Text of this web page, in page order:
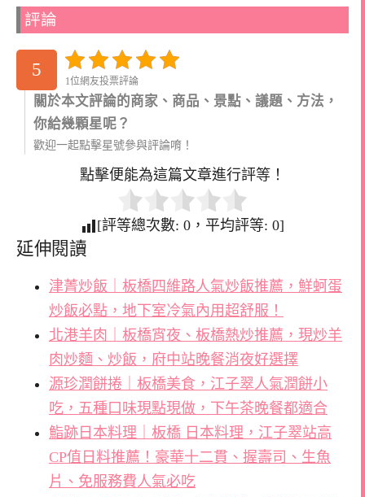
評論
5
1位網友投票評論
關於本文評論的商家、商品、景點、議題、方法，
你給幾顆星呢？
歡迎一起點擊星號參與評論唷！
點擊便能為這篇文章進行評等！
[評等總次數: 0 ，平均評等: 0]
延伸閱讀
津菁炒飯｜板橋四維路人氣炒飯推薦，鮮蚵蛋
炒飯必點，地下室冷氣內用超舒服！
北港羊肉｜板橋宵夜、板橋熱炒推薦，現炒羊
肉炒麵、炒飯，府中站晚餐消夜好選擇
源珍潤餅捲｜板橋美食，江子翠人氣潤餅小
吃，五種口味現點現做，下午茶晚餐都適合
鮨跡日本料理｜板橋 日本料理，江子翠站高
CP值日料推薦！豪華十二貫、握壽司、生魚
片、免服務費人氣必吃